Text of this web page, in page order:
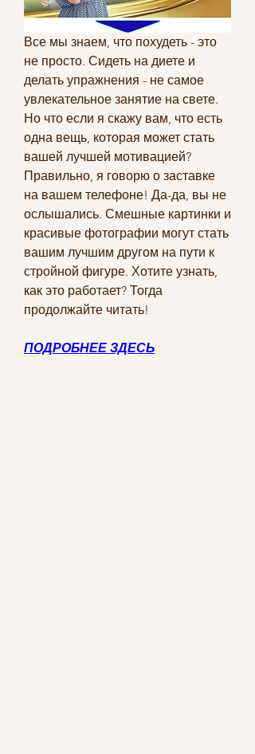
Все мы знаем, что похудеть - это
не просто. Сидеть на диете и
делать упражнения - не самое
увлекательное занятие на свете.
Но что если я скажу вам, что есть
одна вещь, которая может стать
вашей лучшей мотивацией?
Правильно, я говорю о заставке
на вашем телефоне! Да-да, вы не
ослышались. Смешные картинки и
красивые фотографии могут стать
вашим лучшим другом на пути к
стройной фигуре. Хотите узнать,
как это работает? Тогда
продолжайте читать!
ПОДРОБНЕЕ ЗДЕСЬ